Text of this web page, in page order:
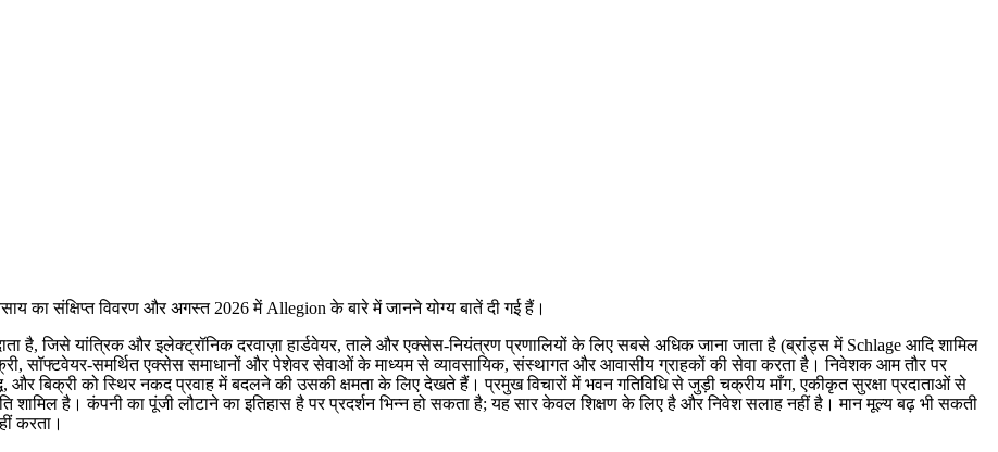
का संक्षिप्त विवरण और अगस्त 2026 में Allegion के बारे में जानने योग्य बातें दी गई हैं।
है, जिसे यांत्रिक और इलेक्ट्रॉनिक दरवाज़ा हार्डवेयर, ताले और एक्सेस-नियंत्रण प्रणालियों के लिए सबसे अधिक जाना जाता है (ब्रांड्स में Schlage आदि शामिल
सॉफ्टवेयर-समर्थित एक्सेस समाधानों और पेशेवर सेवाओं के माध्यम से व्यावसायिक, संस्थागत और आवासीय ग्राहकों की सेवा करता है। निवेशक आम तौर पर
और बिक्री को स्थिर नकद प्रवाह में बदलने की उसकी क्षमता के लिए देखते हैं। प्रमुख विचारों में भवन गतिविधि से जुड़ी चक्रीय माँग, एकीकृत सुरक्षा प्रदाताओं से
शामिल है। कंपनी का पूंजी लौटाने का इतिहास है पर प्रदर्शन भिन्न हो सकता है; यह सार केवल शिक्षण के लिए है और निवेश सलाह नहीं है। मान मूल्य बढ़ भी सकती
करता।